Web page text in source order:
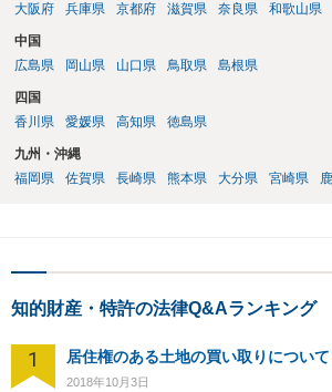
大阪府
兵庫県 京都府 滋賀県 奈良県 和歌山県
中国
広島県
岡山県 山口県 鳥取県 島根県
四国
香川県
愛媛県 高知県 徳島県
九州・沖縄
福岡県
佐賀県 長崎県 熊本県 大分県 宮崎県
知的財産・特許の法律Q&Aランキング
1 居住権のある土地の買い取りについて
2018年10月3日